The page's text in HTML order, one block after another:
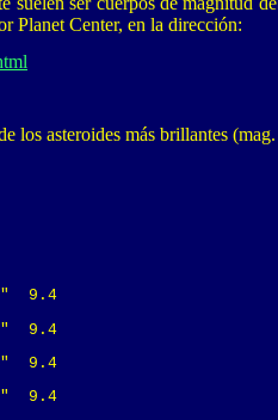
Planet Center, en la dirección:
los asteroides más brillantes (mag.
9.4
9.4
9.4
9.4